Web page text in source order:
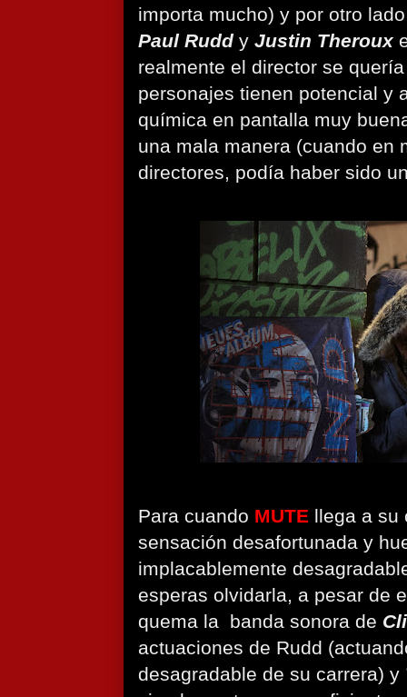
importa mucho) y por otro
Paul Rudd y Justin Theroux
realmente el director se
personajes tienen potencial y
química en pantalla muy
una mala manera (cuando en
directores, podía haber sido
Para cuando MUTE llega a su
sensación desafortunada y
implacablemente
esperas olvidarla, a pesar de
quema la banda sonora de
actuaciones de Rudd
desagradable de su carrera) y